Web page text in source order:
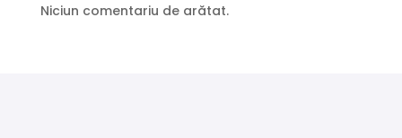
Niciun comentariu de arătat.